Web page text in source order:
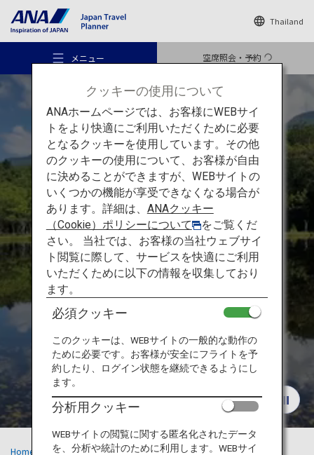
Thailand
メニュー 空席照会・予約
おすすめの旅
旅のアイデア
行き先
旅のお役立ち情報
ANA サービス
夏の北海道
釧路湿原と知床五湖
Home おすすめの旅 夏の北海道
クッキーの使用について
ANAホームページでは、お客様にWEBサイ
トをより快適にご利用いただくために必要
となるクッキーを使用しています。その他
のクッキーの使用について、お客様が自由
に決めることができますが、WEBサイトの
いくつかの機能が享受できなくなる場合が
あります。詳細は、 ANAクッキー
（Cookie）ポリシーについて
をご覧くだ
さい。 当社では、お客様の当社ウェブサイ
ト閲覧に際して、サービスを快適にご利用
いただくために以下の情報を収集しており
ます。
必須クッキー
このクッキーは、WEBサイトの一般的な動作の
ために必要です。お客様が安全にフライトを予
約したり、ログイン状態を継続できるようにし
ます。
分析用クッキー
WEBサイトの閲覧に関する匿名化されたデータ
を、分析や統計のために利用します。WEBサイ